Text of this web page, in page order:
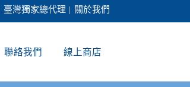
臺灣獨家總代理 | 關於我們
聯絡我們 線上商店